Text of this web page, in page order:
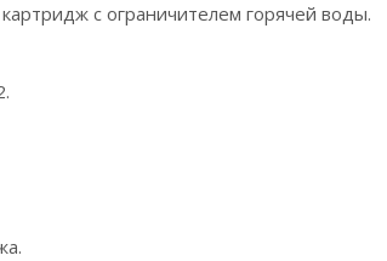
с ограничителем горячей воды.